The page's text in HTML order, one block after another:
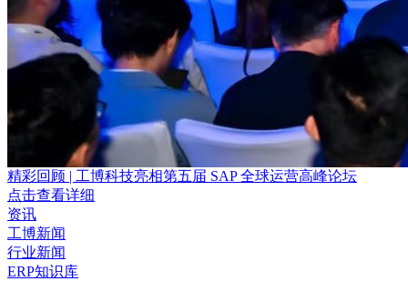
精彩回顾 | 工博科技亮相第五届 SAP 全球运营高峰论坛
点击查看详细
资讯
工博新闻
行业新闻
ERP知识库